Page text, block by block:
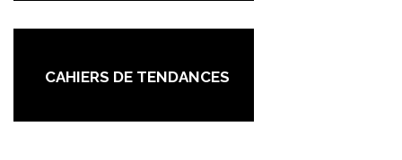
CAHIERS DE TENDANCES